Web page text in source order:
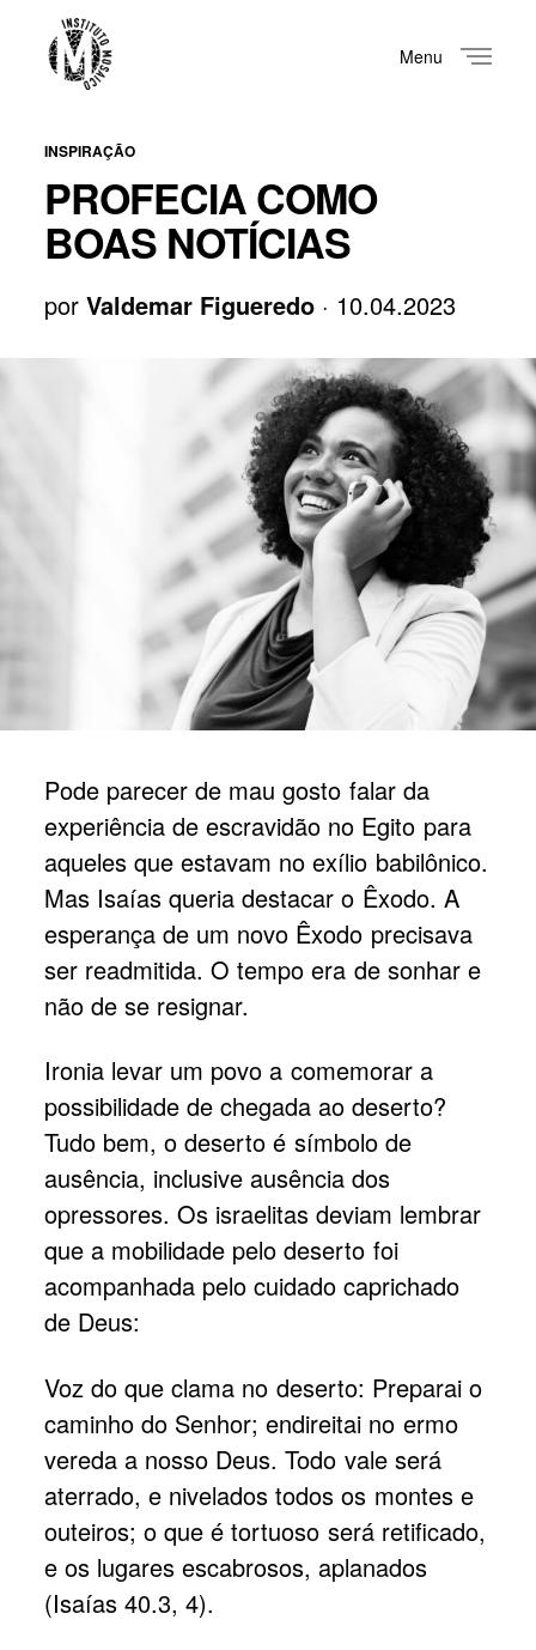
Menu
INSPIRAÇÃO
PROFECIA COMO
BOAS NOTÍCIAS
porValdemar Figueredo · 10.04.2023
Pode parecer de mau gosto falar da
experiência de escravidão no Egito para
aqueles que estavam no exílio babilônico.
Mas Isaías queria destacar o Êxodo. A
esperança de um novo Êxodo precisava
ser readmitida. O tempo era de sonhar e
não de se resignar.
Ironia levar um povo a comemorar a
possibilidade de chegada ao deserto?
Tudo bem, o deserto é símbolo de
ausência, inclusive ausência dos
opressores. Os israelitas deviam lembrar
que a mobilidade pelo deserto foi
acompanhada pelo cuidado caprichado
de Deus:
Voz do que clama no deserto: Preparai o
caminho do Senhor; endireitai no ermo
vereda a nosso Deus. Todo vale será
aterrado, e nivelados todos os montes e
outeiros; o que é tortuoso será retificado,
e os lugares escabrosos, aplanados
(Isaías 40.3, 4).